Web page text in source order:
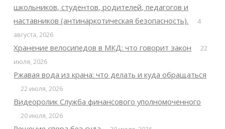
школьников, студентов, родителей, педагогов и
наставников (антинаркотическая безопасность).
4
августа, 2026
Хранение велосипедов в МКД: что говорит закон
22
июля, 2026
Ржавая вода из крана: что делать и куда обращаться
22 июля, 2026
Видеоролик Служба финансового уполномоченного
20 июля, 2026